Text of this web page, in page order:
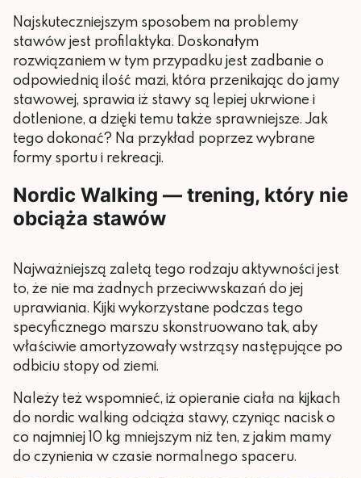
Najskuteczniejszym sposobem na problemy
stawów jest profilaktyka. Doskonałym
rozwiązaniem w tym przypadku jest zadbanie o
odpowiednią ilość mazi, która przenikając do jamy
stawowej, sprawia iż stawy są lepiej ukrwione i
dotlenione, a dzięki temu także sprawniejsze. Jak
tego dokonać? Na przykład poprzez wybrane
formy sportu i rekreacji.
Nordic Walking — trening, który nie
obciąża stawów
Najważniejszą zaletą tego rodzaju aktywności jest
to, że nie ma żadnych przeciwwskazań do jej
uprawiania. Kijki wykorzystane podczas tego
specyficznego marszu skonstruowano tak, aby
właściwie amortyzowały wstrząsy następujące po
odbiciu stopy od ziemi.
Należy też wspomnieć, iż opieranie ciała na kijkach
do nordic walking odciąża stawy, czyniąc nacisk o
co najmniej 10 kg mniejszym niż ten, z jakim mamy
do czynienia w czasie normalnego spaceru.